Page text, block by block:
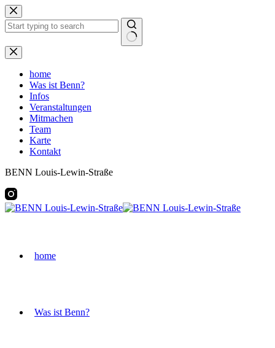
Zum
Inhalt
springen
Keine
Ergebnisse
home
Was ist Benn?
Infos
Veranstaltungen
Mitmachen
Team
Karte
Kontakt
BENN Louis-Lewin-Straße
home
Was ist Benn?